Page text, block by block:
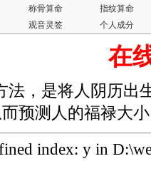
称骨算命
指纹算命
观音灵签 个人成分
在
法，是将人阴历出
预测人的福禄大
index: y in